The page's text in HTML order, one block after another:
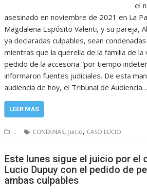
el
asesinado en noviembre de 2021 en La
Magdalena Espósito Valenti, y su pareja,
ya declaradas culpables, sean
mientras que la querella de la familia de la
pedido de la accesoria “por tiempo
informaron fuentes judiciales. De esta
audiencia de hoy, el Tribunal de Audiencia…
LEER MÁS
... CONDENAS, Juicio, CASO LUCIO
Este lunes sigue el juicio por el
Lucio Dupuy con el pedido de
ambas culpables